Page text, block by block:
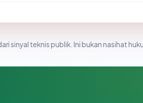
sinyal teknis publik. Ini bukan nasihat